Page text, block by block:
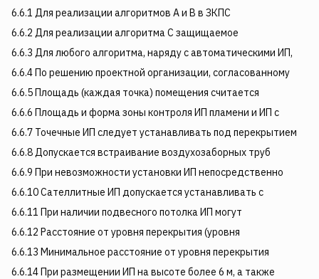
6.6.1 Для реализации алгоритмов А и В в ЗКПС
6.6.2 Для реализации алгоритма С защищаемое
6.6.3 Для любого алгоритма, наряду с автоматическими ИП,
6.6.4 По решению проектной организации, согласованному
6.6.5 Площадь (каждая точка) помещения считается
6.6.6 Площадь и форма зоны контроля ИП пламени и ИП с
6.6.7 Точечные ИП следует устанавливать под перекрытием
6.6.8 Допускается встраивание воздухозаборных труб
6.6.9 При невозможности установки ИП непосредственно
6.6.10 Сателлитные ИП допускается устанавливать с
6.6.11 При наличии подвесного потолка ИП могут
6.6.12 Расстояние от уровня перекрытия (уровня
6.6.13 Минимальное расстояние от уровня перекрытия
6.6.14 При размещении ИП на высоте более 6 м, а также